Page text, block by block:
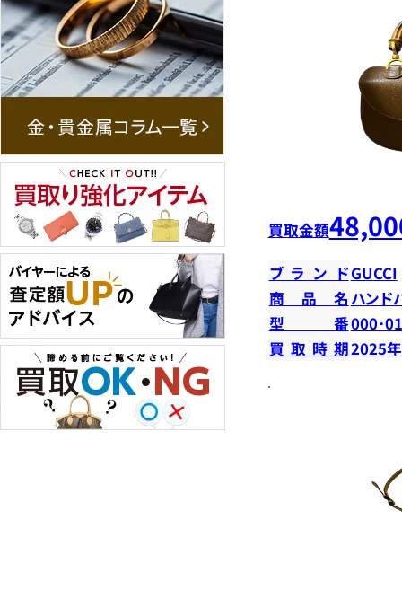
買取金額
ブランドGUCCI
商品名 ハンド
型番000･
買取時期2025